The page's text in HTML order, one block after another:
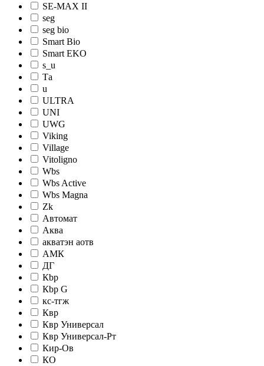
SE-MAX II
seg
seg bio
Smart Bio
Smart EKO
s_u
Tа
u
ULTRA
UNI
UWG
Viking
Village
Vitoligno
Wbs
Wbs Active
Wbs Magna
Zk
Автомат
Аква
акватэн аотв
АМК
ДГ
Кbр
Кbр G
кc-тгж
Квр
Квр Универсал
Квр Универсал-Рт
Кир-Ов
КО